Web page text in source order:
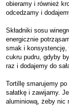
obieramy i również
odcedzamy i
Składniki sosu
energicznie
smak i konsystencję,
cukru pudru, gdyby
raz i dodajemy do
Tortillę smarujemy
sałatkę i zawijamy.
aluminiową, żeby nic